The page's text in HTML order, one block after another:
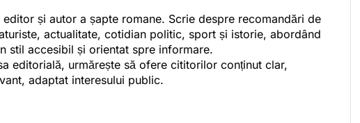
editor și autor a șapte romane. Scrie despre recomandări de
actualitate, cotidian politic, sport și istorie, abordând
stil accesibil și orientat spre informare.
editorială, urmărește să ofere cititorilor conținut clar,
adaptat interesului public.